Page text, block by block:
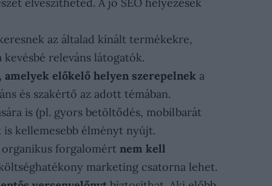
az általad kínált termékekre,
releváns látogatók.
amelyek előkelő helyen szerepelnek a
és szakértő az adott témában.
is (pl. gyors betöltődés, mobilbarát
kellemesebb élményt nyújt.
organikus forgalomért nem kell
marketing csatorna lehet.